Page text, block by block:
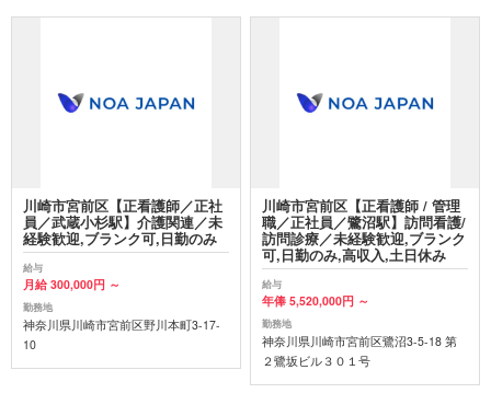
川崎市宮前区【正看護師／正社
員／武蔵小杉駅】介護関連／未
経験歓迎,ブランク可,日勤のみ
給与
月給 300,000円 ～
勤務地
神奈川県川崎市宮前区野川本町3-17-
10
川崎市宮前区【正看護師 / 管理
職／正社員／鷺沼駅】訪問看護/
訪問診療／未経験歓迎,ブランク
可,日勤のみ,高収入,土日休み
給与
年俸 5,520,000円 ～
勤務地
神奈川県川崎市宮前区鷺沼3-5-18 第
２鷺坂ビル３０１号